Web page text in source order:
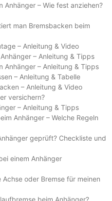
Anhänger – Wie fest anziehen?
man Bremsbacken beim
– Anleitung & Video
– Anleitung & Tipps
Anhänger – Anleitung & Tipps
– Anleitung & Tabelle
– Anleitung & Video
versichern?
– Anleitung & Tipps
Anhänger – Welche Regeln
geprüft? Checkliste und
einem Anhänger
oder Bremse für meinen
beim Anhänger?